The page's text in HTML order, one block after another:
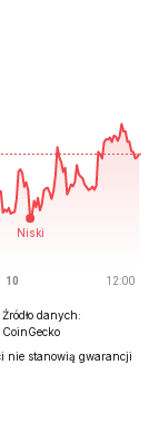
Źródło danych:
CoinGecko
nie stanowią gwarancji